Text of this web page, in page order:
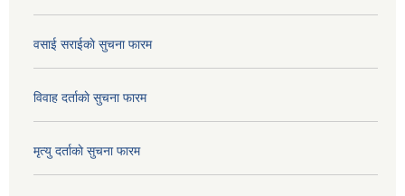
वसाई सराईकाे सुचना फारम
विवाह दर्ताकाे सुचना फारम
मृत्यु दर्ताकाे सुचना फारम